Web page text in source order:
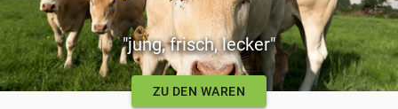
"jung, frisch, lecker"
ZU DEN WAREN